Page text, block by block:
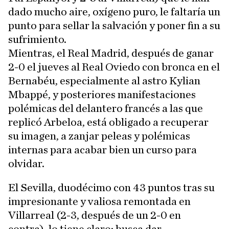
dado mucho aire, oxígeno puro, le faltaría un
punto para sellar la salvación y poner fin a su
sufrimiento.
Mientras, el Real Madrid, después de ganar
2-0 el jueves al Real Oviedo con bronca en el
Bernabéu, especialmente al astro Kylian
Mbappé, y posteriores manifestaciones
polémicas del delantero francés a las que
replicó Arbeloa, está obligado a recuperar
su imagen, a zanjar peleas y polémicas
internas para acabar bien un curso para
olvidar.
El Sevilla, duodécimo con 43 puntos tras su
impresionante y valiosa remontada en
Villarreal (2-3, después de un 2-0 en